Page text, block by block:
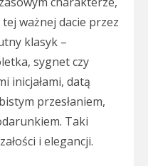
ważnej dacie przez
klasyk –
sygnet czy
inicjałami, datą
przesłaniem,
Taki
i elegancji.